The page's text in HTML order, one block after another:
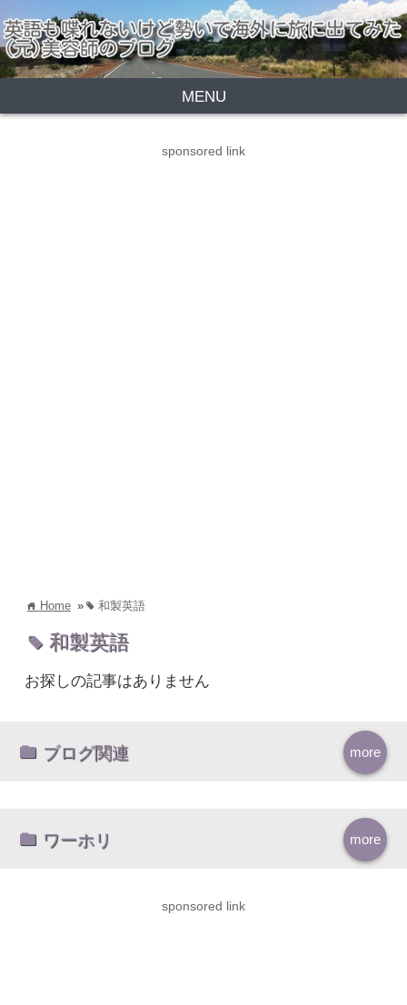
MENU
sponsored link
home Home » tag 和製英語
tag 和製英語
お探しの記事はありません
more
ブログ関連
more
ワーホリ
sponsored link